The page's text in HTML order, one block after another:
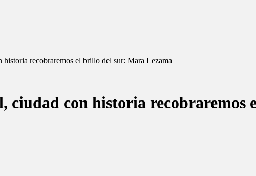
historia recobraremos el brillo del sur: Mara Lezama
ciudad con historia